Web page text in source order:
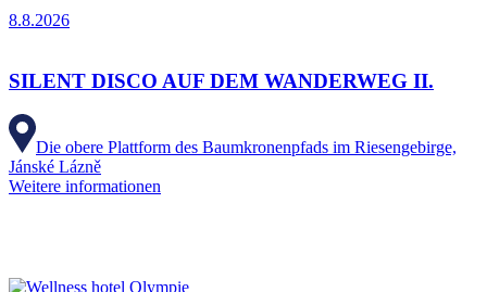
8.8.2026
SILENT DISCO AUF DEM WANDERWEG II.
Die obere Plattform des Baumkronenpfads im Riesengebirge,
Jánské Lázně
Weitere informationen